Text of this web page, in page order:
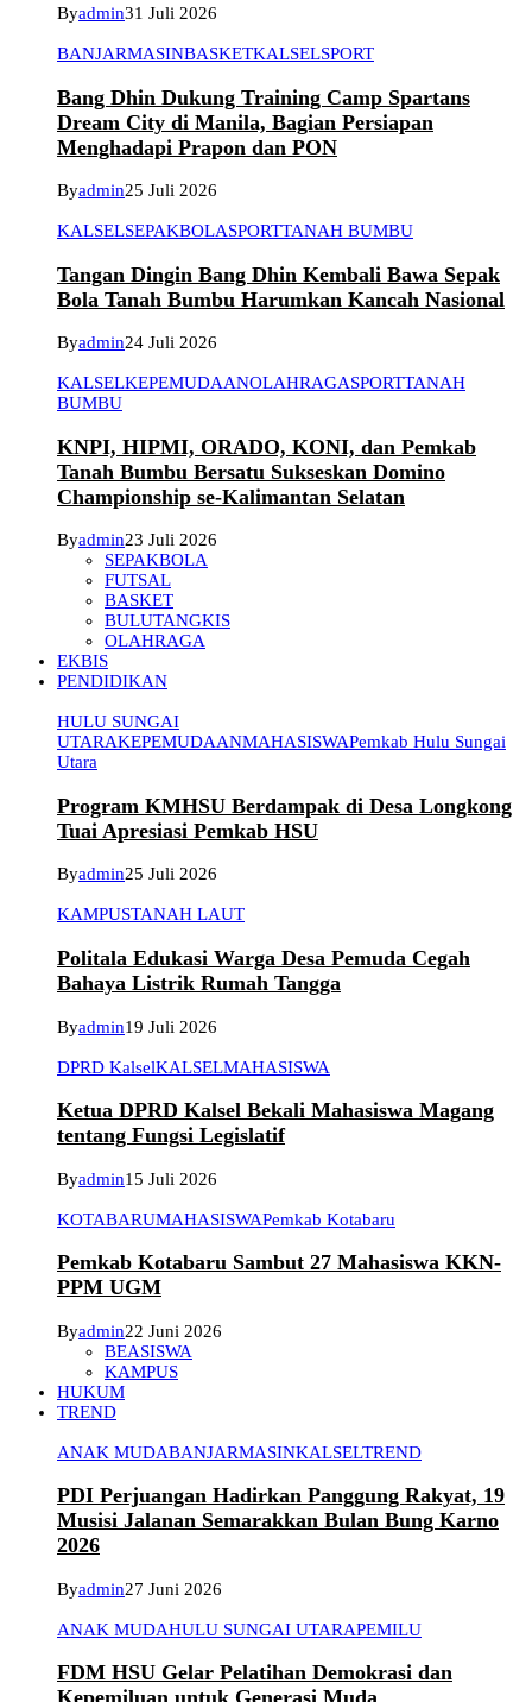
Byadmin31 Juli 2026
BANJARMASINBASKETKALSELSPORT
Bang Dhin Dukung Training Camp Spartans
Dream City di Manila, Bagian Persiapan
Menghadapi Prapon dan PON
Byadmin25 Juli 2026
KALSELSEPAKBOLASPORTTANAH BUMBU
Tangan Dingin Bang Dhin Kembali Bawa Sepak
Bola Tanah Bumbu Harumkan Kancah Nasional
Byadmin24 Juli 2026
KALSELKEPEMUDAANOLAHRAGASPORTTANAH
BUMBU
KNPI, HIPMI, ORADO, KONI, dan Pemkab
Tanah Bumbu Bersatu Sukseskan Domino
Championship se-Kalimantan Selatan
Byadmin23 Juli 2026
SEPAKBOLA
FUTSAL
BASKET
BULUTANGKIS
OLAHRAGA
EKBIS
PENDIDIKAN
HULU SUNGAI
UTARAKEPEMUDAANMAHASISWAPemkab Hulu Sungai
Utara
Program KMHSU Berdampak di Desa Longkong
Tuai Apresiasi Pemkab HSU
Byadmin25 Juli 2026
KAMPUSTANAH LAUT
Politala Edukasi Warga Desa Pemuda Cegah
Bahaya Listrik Rumah Tangga
Byadmin19 Juli 2026
DPRD KalselKALSELMAHASISWA
Ketua DPRD Kalsel Bekali Mahasiswa Magang
tentang Fungsi Legislatif
Byadmin15 Juli 2026
KOTABARUMAHASISWAPemkab Kotabaru
Pemkab Kotabaru Sambut 27 Mahasiswa KKN-
PPM UGM
Byadmin22 Juni 2026
BEASISWA
KAMPUS
HUKUM
TREND
ANAK MUDABANJARMASINKALSELTREND
PDI Perjuangan Hadirkan Panggung Rakyat, 19
Musisi Jalanan Semarakkan Bulan Bung Karno
2026
Byadmin27 Juni 2026
ANAK MUDAHULU SUNGAI UTARAPEMILU
FDM HSU Gelar Pelatihan Demokrasi dan